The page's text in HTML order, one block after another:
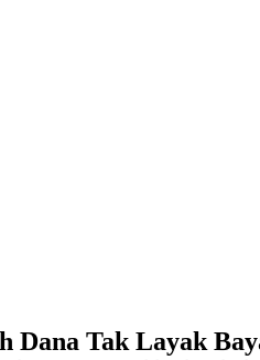
Dana Tak Layak